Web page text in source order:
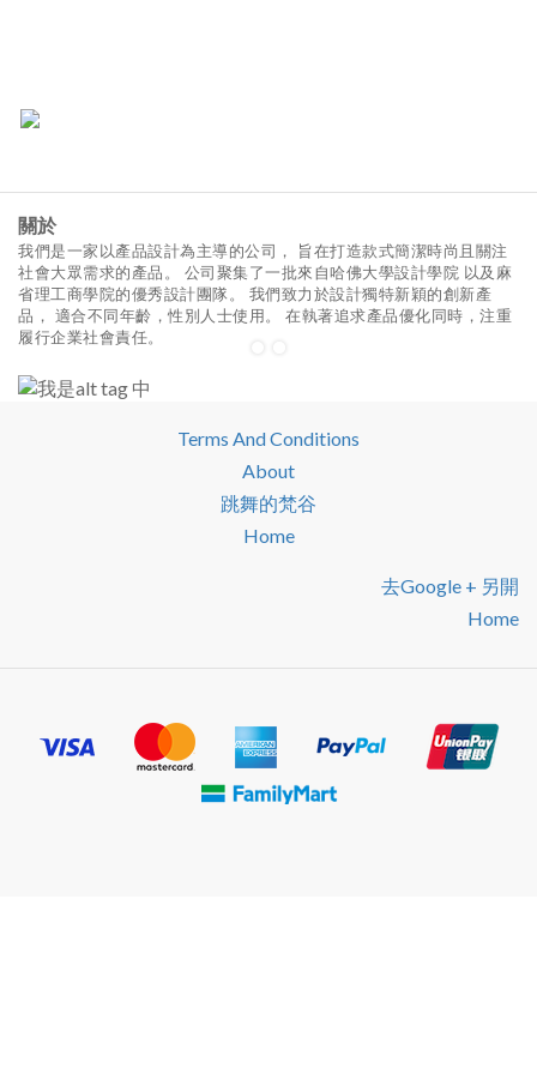
關於
我們是一家以產品設計為主導的公司， 旨在打造款式簡潔時尚且關注
社會大眾需求的產品。 公司聚集了一批來自哈佛大學設計學院 以及麻
省理工商學院的優秀設計團隊。 我們致力於設計獨特新穎的創新產
品， 適合不同年齡，性別人士使用。 在執著追求產品優化同時，注重
履行企業社會責任。
Terms And Conditions
About
跳舞的梵谷
Home
去google + 另開
Home